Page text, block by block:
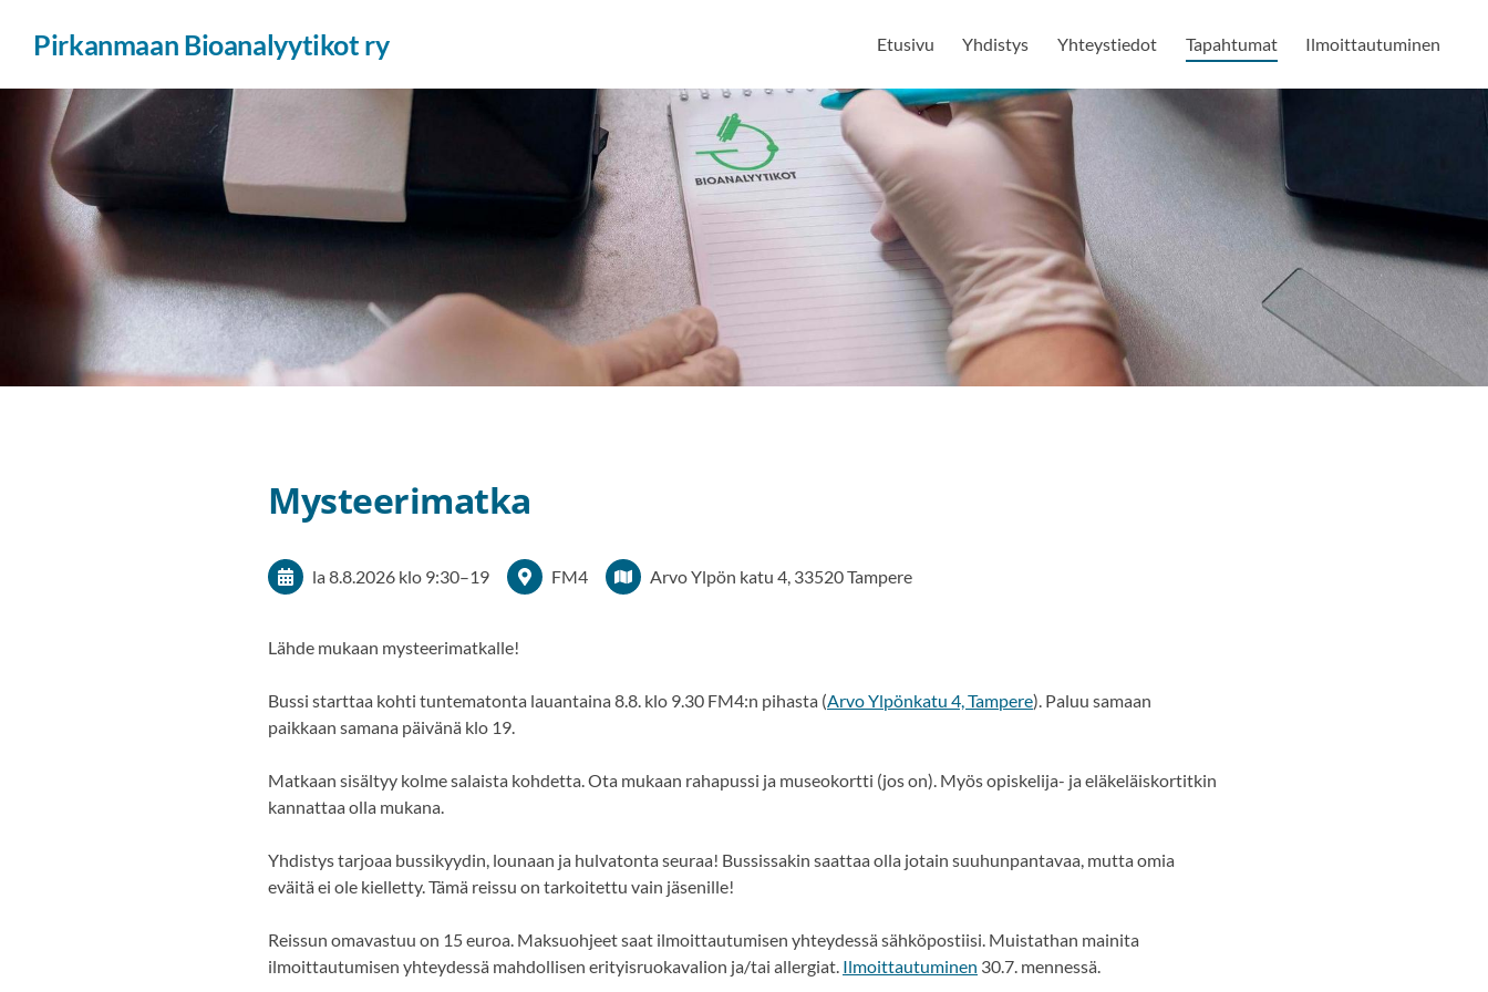
sivunPirkanmaan Bioanalyytikot ry Etusivu Yhdistys Yhteystiedot Tapahtumat Ilmoittautuminen
Mysteerimatka
la 8.8.2026 klo 9:30–19 FM4 Arvo Ylpön katu 4, 33520 Tampere
Lähde mukaan mysteerimatkalle!
Bussi starttaa kohti tuntematonta lauantaina 8.8. klo 9.30 FM4:n pihasta (Arvo Ylpönkatu 4, Tampere). Paluu samaan
paikkaan samana päivänä klo 19.
Matkaan sisältyy kolme salaista kohdetta. Ota mukaan rahapussi ja museokortti (jos on). Myös opiskelija- ja eläkeläiskortitkin
kannattaa olla mukana.
Yhdistys tarjoaa bussikyydin, lounaan ja hulvatonta seuraa! Bussissakin saattaa olla jotain suuhunpantavaa, mutta omia
eväitä ei ole kielletty. Tämä reissu on tarkoitettu vain jäsenille!
Reissun omavastuu on 15 euroa. Maksuohjeet saat ilmoittautumisen yhteydessä sähköpostiisi. Muistathan mainita
ilmoittautumisen yhteydessä mahdollisen erityisruokavalion ja/tai allergiat. Ilmoittautuminen 30.7. mennessä.